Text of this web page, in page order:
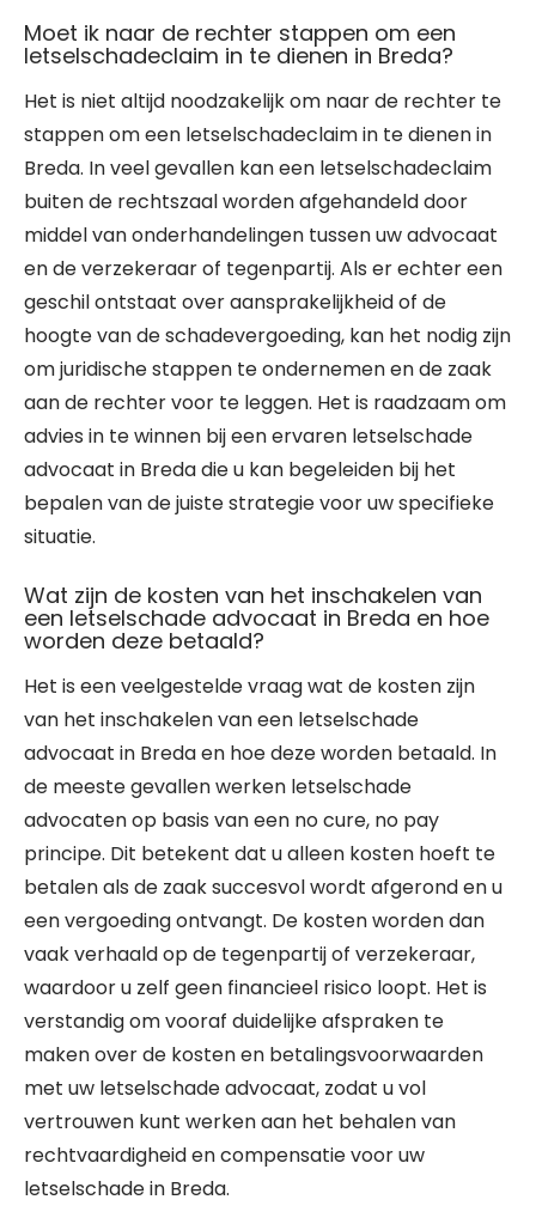
Moet ik naar de rechter stappen om een
letselschadeclaim in te dienen in Breda?
Het is niet altijd noodzakelijk om naar de rechter te
stappen om een letselschadeclaim in te dienen in
Breda. In veel gevallen kan een letselschadeclaim
buiten de rechtszaal worden afgehandeld door
middel van onderhandelingen tussen uw advocaat
en de verzekeraar of tegenpartij. Als er echter een
geschil ontstaat over aansprakelijkheid of de
hoogte van de schadevergoeding, kan het nodig zijn
om juridische stappen te ondernemen en de zaak
aan de rechter voor te leggen. Het is raadzaam om
advies in te winnen bij een ervaren letselschade
advocaat in Breda die u kan begeleiden bij het
bepalen van de juiste strategie voor uw specifieke
situatie.
Wat zijn de kosten van het inschakelen van
een letselschade advocaat in Breda en hoe
worden deze betaald?
Het is een veelgestelde vraag wat de kosten zijn
van het inschakelen van een letselschade
advocaat in Breda en hoe deze worden betaald. In
de meeste gevallen werken letselschade
advocaten op basis van een no cure, no pay
principe. Dit betekent dat u alleen kosten hoeft te
betalen als de zaak succesvol wordt afgerond en u
een vergoeding ontvangt. De kosten worden dan
vaak verhaald op de tegenpartij of verzekeraar,
waardoor u zelf geen financieel risico loopt. Het is
verstandig om vooraf duidelijke afspraken te
maken over de kosten en betalingsvoorwaarden
met uw letselschade advocaat, zodat u vol
vertrouwen kunt werken aan het behalen van
rechtvaardigheid en compensatie voor uw
letselschade in Breda.